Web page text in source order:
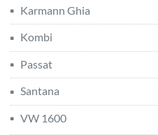
Karmann Ghia
Kombi
Passat
Santana
VW 1600